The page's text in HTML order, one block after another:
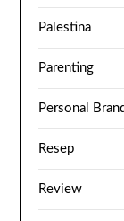
Palestina
Parenting
Personal
Resep
Review